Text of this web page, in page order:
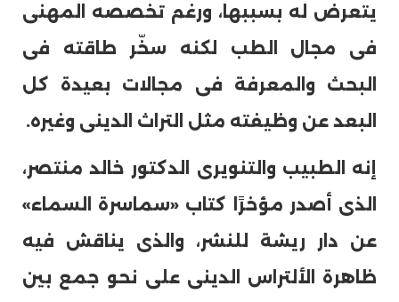
يتعرض له بسببها، ورغم تخصصه المهنى
فى مجال الطب لكنه سخّر طاقته فى
البحث والمعرفة فى مجالات بعيدة كل
البعد عن وظيفته مثل التراث الدينى وغيره.
إنه الطبيب والتنويرى الدكتور خالد منتصر،
الذى أصدر مؤخرًا كتاب «سماسرة السماء»
عن دار ريشة للنشر، والذى يناقش فيه
ظاهرة الألتراس الدينى على نحو جمع بين